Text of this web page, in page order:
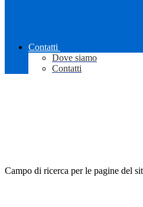
Contatti
Dove siamo
Contatti
Campo di ricerca per le pagine del